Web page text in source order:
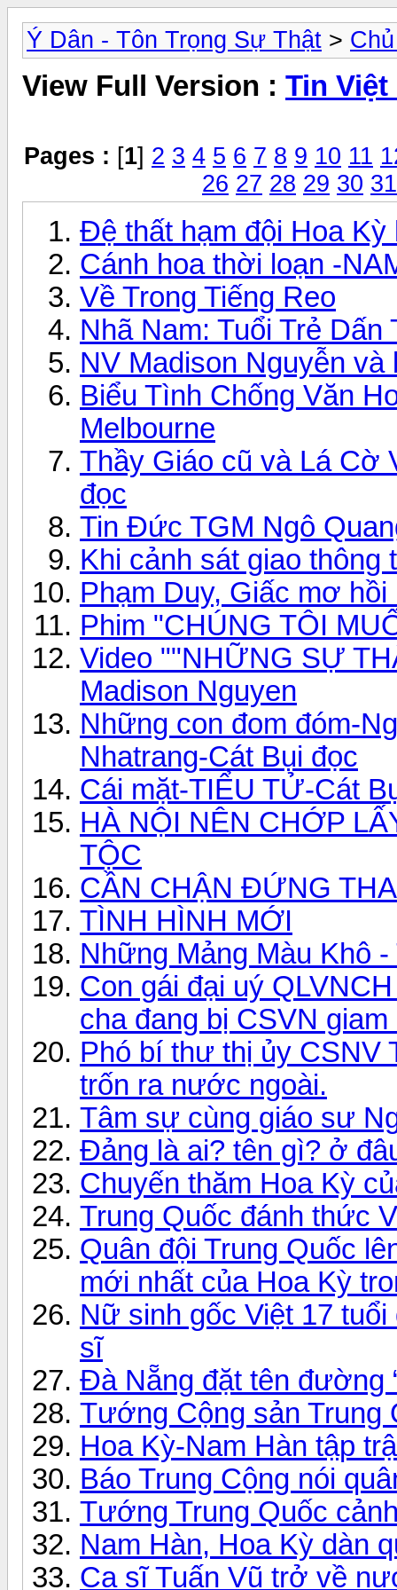
Ý Dân - Tôn Trọng Sự Thật >
View Full Version : Tin Việt
Pages : [1] 2 3 4 5 6 7 8 9 10 11
26 27 28 29 30 31
Đệ thất hạm đội Hoa
Cánh hoa thời loạn -
Về Trong Tiếng Reo
Nhã Nam: Tuổi Trẻ Dấn
NV Madison Nguyễn
Biểu Tình Chống Văn
Melbourne
Thầy Giáo cũ và Lá Cờ
đọc
Tin Đức TGM Ngô
Khi cảnh sát giao
Phạm Duy, Giấc mơ
Phim "CHÚNG TÔI
Video ""NHỮNG SỰ
Madison Nguyen
Những con đom đóm-
Nhatrang-Cát Bụi đọc
Cái mặt-TIỂU TỬ-Cát
HÀ NỘI NÊN CHỚP
TỘC
CẦN CHẬN ĐỨNG
TÌNH HÌNH MỚI
Những Mảng Màu Khô
Con gái đại uý
cha đang bị CSVN
Phó bí thư thị ủy CSNV
trốn ra nước ngoài.
Tâm sự cùng giáo sư
Đảng là ai? tên gì? ở
Chuyến thăm Hoa Kỳ
Trung Quốc đánh thức
Quân đội Trung Quốc
mới nhất của Hoa Kỳ
Nữ sinh gốc Việt 17
sĩ
Đà Nẵng đặt tên đường
Tướng Cộng sản Trung
Hoa Kỳ-Nam Hàn tập
Báo Trung Cộng nói
Tướng Trung Quốc
Nam Hàn, Hoa Kỳ dàn
Ca sĩ Tuấn Vũ trở về